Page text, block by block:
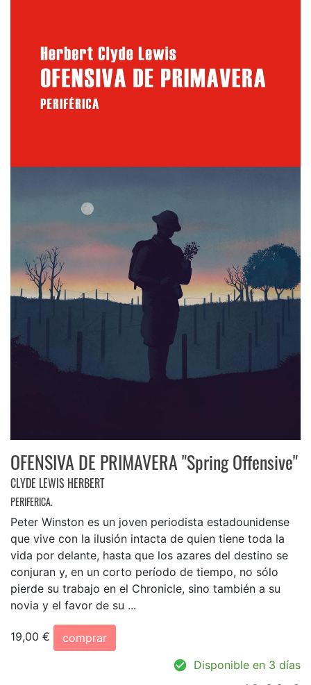
OFENSIVA DE PRIMAVERA "Spring Offensive"
CLYDE LEWIS HERBERT
PERIFERICA.
Peter Winston es un joven periodista estadounidense
que vive con la ilusión intacta de quien tiene toda la
vida por delante, hasta que los azares del destino se
conjuran y, en un corto período de tiempo, no sólo
pierde su trabajo en el Chronicle, sino también a su
novia y el favor de su ...
19,00 €
comprar
Disponible en 3 días